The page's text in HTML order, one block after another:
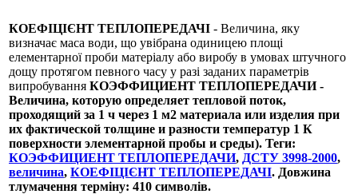
КОЕФІЦІЄНТ ТЕПЛОПЕРЕДАЧІ - Величина, яку
визначає маса води, що увібрана одиницею площі
елементарної проби матеріалу або виробу в умовах штучного
дощу протягом певного часу у разі заданих параметрів
випробування КОЭФФИЦИЕНТ ТЕПЛОПЕРЕДАЧИ-
Величина, которую определяет тепловой поток,
проходящий за 1 ч через 1 м2 материала или изделия при
их фактической толщине и разности температур 1 К
поверхности элементарной пробы и среды). Теги:
КОЭФФИЦИЕНТ ТЕПЛОПЕРЕДАЧИ, ДСТУ 3998-2000,
величина, КОЕФІЦІЄНТ ТЕПЛОПЕРЕДАЧІ. Довжина
тлумачення терміну: 410 символів.